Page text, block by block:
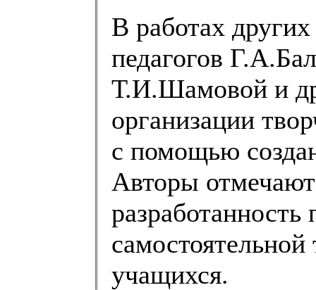
В работах
педагогов
Т.И.Шамовой и
организации
с помощью
Авторы
самостоятельной
учащихся.